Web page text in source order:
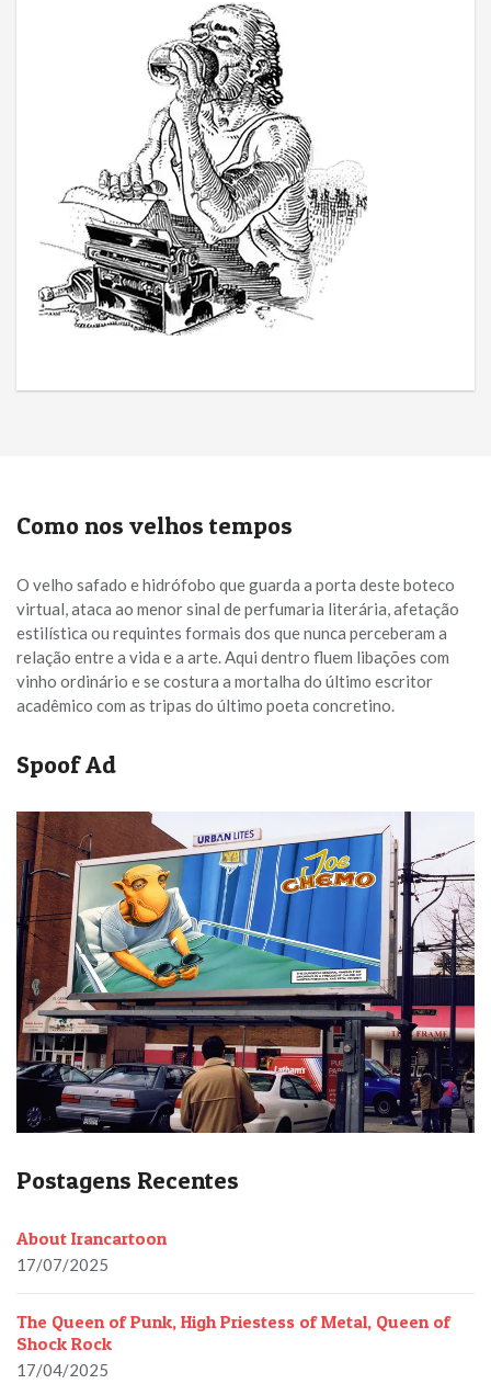
Como nos velhos tempos
O velho safado e hidrófobo que guarda a porta deste boteco
virtual, ataca ao menor sinal de perfumaria literária, afetação
estilística ou requintes formais dos que nunca perceberam a
relação entre a vida e a arte. Aqui dentro fluem libações com
vinho ordinário e se costura a mortalha do último escritor
acadêmico com as tripas do último poeta concretino.
Spoof Ad
Postagens Recentes
About Irancartoon
17/07/2025
The Queen of Punk, High Priestess of Metal, Queen of
Shock Rock
17/04/2025